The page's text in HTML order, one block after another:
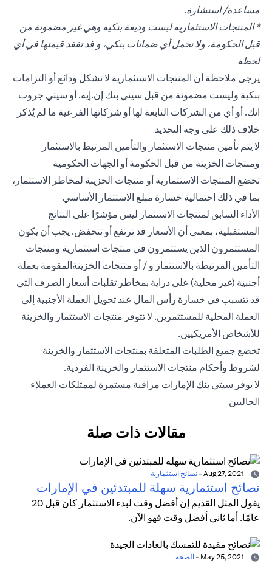
مساعدة/ استشارة.
* المنتجات الاستثمارية ليست وديعة بنكية وهي غير مضمونة من
قبل الحكومة، ولا تحمل أي ضمانات بنكي، و قد تفقد قيمتها في أي
لحظة
يرجى ملاحظة أن المنتجات الاستثمارية لا تشكل ودائع أو التزامات
بنكية وليست مضمونة من قبل سيتي بنك إن.إيه. أو سيتي جروب
انك. أو أي من الشركات التابعة لها أو شركاتها الفرعية ما لم يُذكر
خلاف ذلك على وجه التحديد
لا يتم تأمين منتجات الاستثمار والتأمين المرتبط بالاستثمار
ومنتجات الخزينة من قبل الحكومة أو الجهات الحكومية
تخضع المنتجات الاستثمارية أو منتجات الخزينة لمخاطر الاستثمار،
بما في ذلك احتمالية خسارة مبلغ الاستثمار الأساسي
الأداء السابق لمنتجات الاستثمار ليس مؤشرًا على النتائج
المستقبلية، بمعنى أن الأسعار قد ترتفع أو تنخفض. يجب أن يكون
المستثمرون الذين يستثمرون في منتجات استثمارية ومنتجات
التأمين المرتبطة بالاستثمار و / أو منتجات الخزينةالمقومة بعملة
أجنبية (غير محلية) على دراية بمخاطر تقلبات أسعار الصرف التي
قد تتسبب في خسارة رأس المال عند تحويل العملة الأجنبية إلى
العملة المحلية للمستثمرين. لا تتوفر منتجات الاستثمار والخزينة
للأشخاص الأمريكيين.
تخضع جميع الطلبات المتعلقة بمنتجات الاستثمار والخزينة
لشروط وأحكام منتجات الاستثمار والخزينة الفردية.
لا يوفر سيتي بنك الإمارات مراقبة مستمرة لممتلكات العملاء
الحاليين
مقالات ذات صلة
- نصائح استثمارية
نصائح استثمارية سهلة للمبتدئين في الإمارات
يقول المثل القديم إن أفضل وقت لبدء الاستثمار كان قبل 20
عامًا. أما ثاني أفضل وقت فهو الآن.
- الصحة